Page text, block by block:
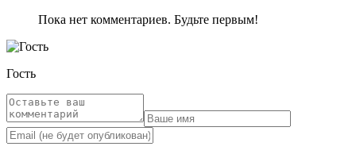
Пока нет комментариев. Будьте первым!
Гость